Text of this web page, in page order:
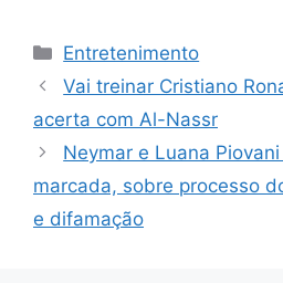
Categorias
Entretenimento
Vai treinar Cristiano
acerta com Al-Nassr
Neymar e Luana
marcada, sobre processo
e difamação